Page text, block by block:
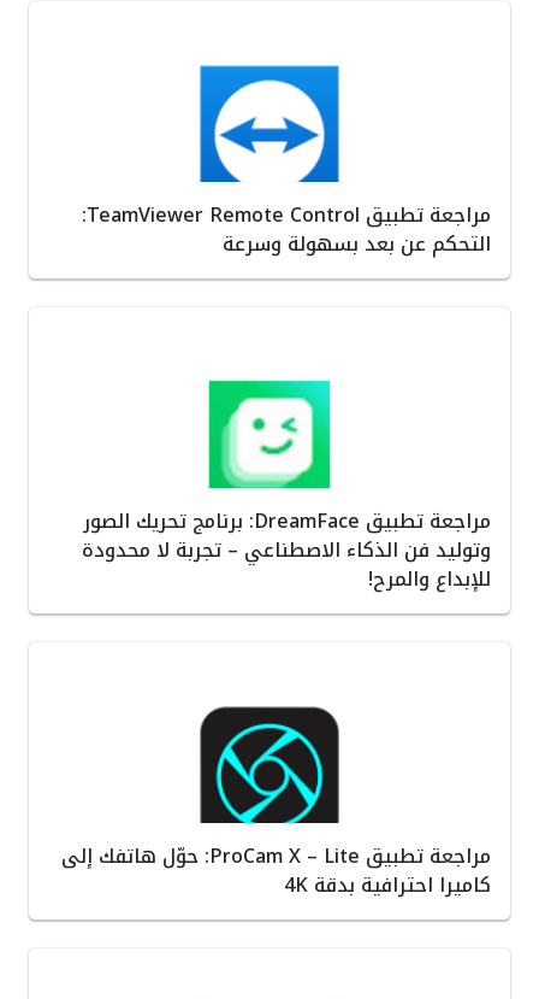
مراجعة تطبيق TeamViewer Remote Control:
التحكم عن بعد بسهولة وسرعة
مراجعة تطبيق DreamFace: برنامج تحريك الصور
وتوليد فن الذكاء الاصطناعي – تجربة لا محدودة
للإبداع والمرح!
مراجعة تطبيق ProCam X – Lite: حوّل هاتفك إلى
كاميرا احترافية بدقة 4K